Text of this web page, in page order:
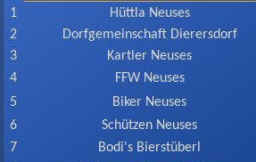
1
Hüttla Neuses
2
Dorfgemeinschaft Dierersdorf
3
Kartler Neuses
4
FFW Neuses
5
Biker Neuses
6
Schützen Neuses
7
Bodi's Bierstüberl